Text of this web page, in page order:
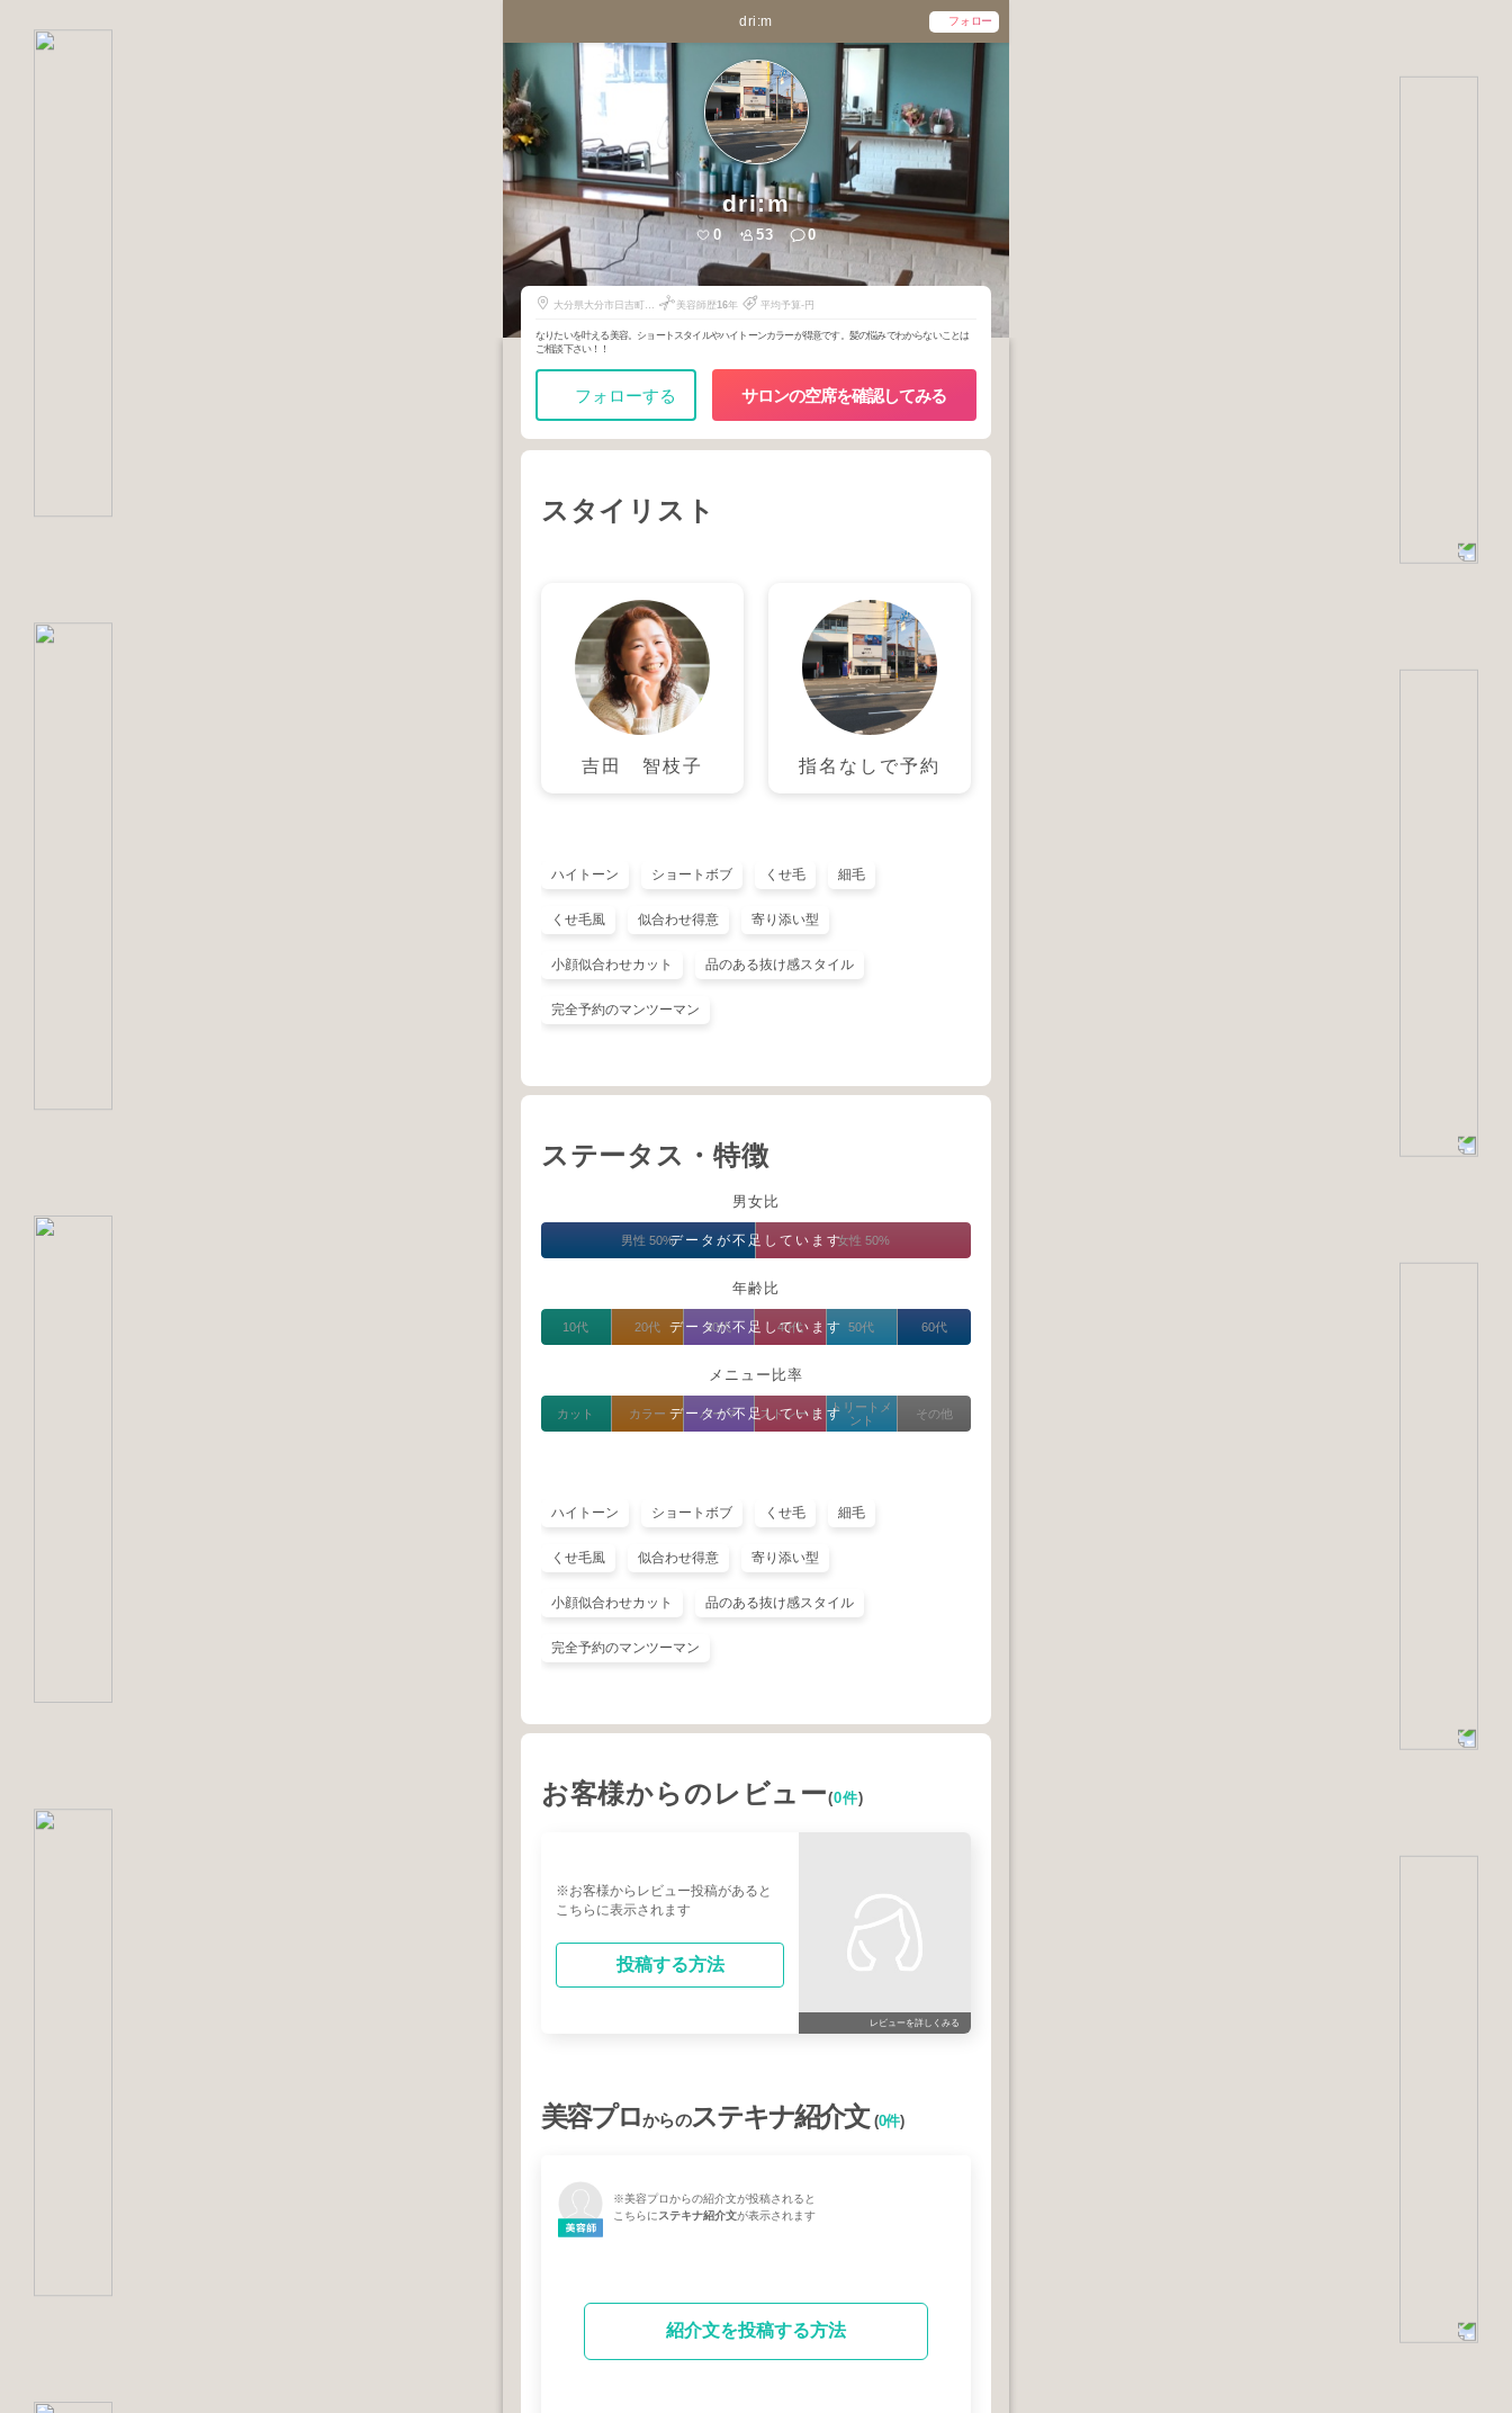
dri:m フォロー
dri:m
0 53 0
大分県大分市日吉町
美容師歴16年 平均予算-円
なりたいを叶える美容。ショートスタイルやハイトーンカラーが得意です。髪の悩みでわからないことは
ご相談下さい！！
フォローする サロンの空席を確認してみる
スタイリスト
吉田 智枝子 指名なしで予約
ハイトーン ショートボブ くせ毛 細毛
くせ毛風 似合わせ得意 寄り添い型
小顔似合わせカット 品のある抜け感スタイル
完全予約のマンツーマン
ステータス・特徴
男女比
データが不足しています
男性 50% 女性 50%
年齢比
データが不足しています
10代 20代 30代 40代 50代 60代
メニュー比率
データが不足しています
カット カラー パーマ ストレート
トリートメ
ント
その他
ハイトーン ショートボブ くせ毛 細毛
くせ毛風 似合わせ得意 寄り添い型
小顔似合わせカット 品のある抜け感スタイル
完全予約のマンツーマン
お客様からのレビュー(0件)
※お客様からレビュー投稿があると
こちらに表示されます
投稿する方法
レビューを詳しくみる
美容プロからのステキナ紹介文(0件)
※美容プロからの紹介文が投稿されると
こちらにステキナ紹介文が表示されます
紹介文を投稿する方法